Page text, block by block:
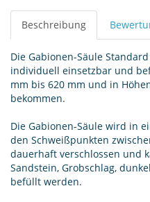
Beschreibung
Die Gabionen-Säule
individuell einsetzbar und
mm bis 620 mm und in
bekommen.
Die Gabionen-Säule wird in
den Schweißpunkten
dauerhaft verschlossen und
Sandstein, Grobschlag,
befüllt werden.